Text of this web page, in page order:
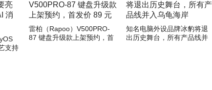
支持
雷柏（Rapoo）V500PRO-
87 键盘升级款上架预约，首
知名电脑外设品牌冰豹将退
出历史舞台，所有产品线并